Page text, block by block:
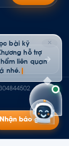
Nhận báo giá
✕
bài kỹ
hỗ trợ
liên quan
nhé.